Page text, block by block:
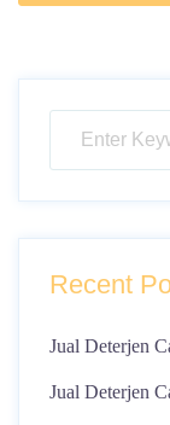
Recent
Jual Deterjen
Jual Deterjen